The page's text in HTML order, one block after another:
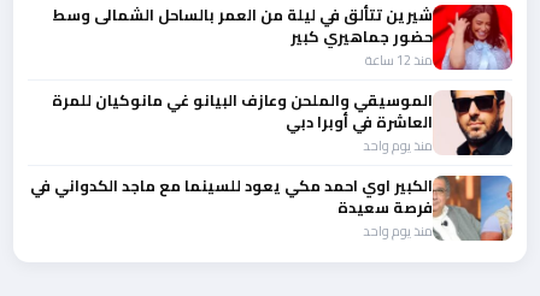
شيرين تتألق في ليلة من العمر بالساحل الشمالى وسط
حضور جماهيري كبير
منذ 12 ساعة
الموسيقي والملحن وعازف البيانو غي مانوكيان للمرة
العاشرة في أوبرا دبي
منذ يوم واحد
الكبير اوي احمد مكي يعود للسينما مع ماجد الكدواني في
فرصة سعيدة
منذ يوم واحد